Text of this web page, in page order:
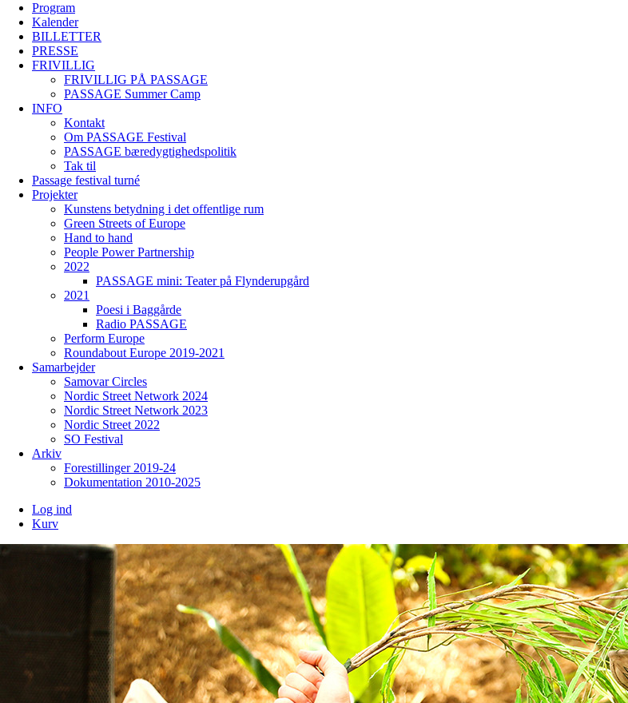
Program
Kalender
BILLETTER
PRESSE
FRIVILLIG
FRIVILLIG PÅ PASSAGE
PASSAGE Summer Camp
INFO
Kontakt
Om PASSAGE Festival
PASSAGE bæredygtighedspolitik
Tak til
Passage festival turné
Projekter
Kunstens betydning i det offentlige rum
Green Streets of Europe
Hand to hand
People Power Partnership
2022
PASSAGE mini: Teater på Flynderupgård
2021
Poesi i Baggårde
Radio PASSAGE
Perform Europe
Roundabout Europe 2019-2021
Samarbejder
Samovar Circles
Nordic Street Network 2024
Nordic Street Network 2023
Nordic Street 2022
SO Festival
Arkiv
Forestillinger 2019-24
Dokumentation 2010-2025
Log ind
Kurv